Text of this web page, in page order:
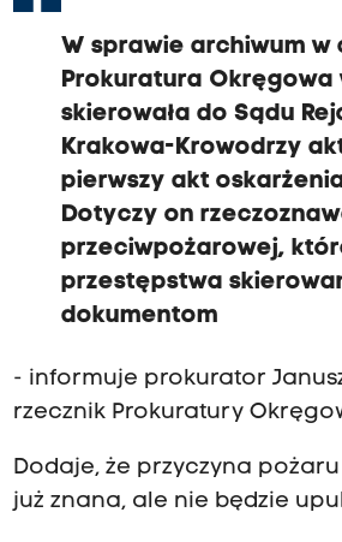
W sprawie archiwum w
Prokuratura Okręgowa
skierowała do Sądu
Krakowa-Krowodrzy
pierwszy akt
Dotyczy on
przeciwpożarowej,
przestępstwa
dokumentom
- informuje prokurator
rzecznik Prokuratury
Dodaje, że przyczyna
już znana, ale nie będzie